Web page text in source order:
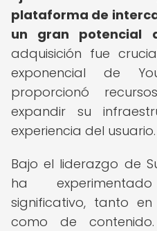
plataforma de
un gran potencial
adquisición fue
exponencial de
proporcionó
expandir su
experiencia del usuario.
Bajo el liderazgo de
ha
significativo, tanto
como de